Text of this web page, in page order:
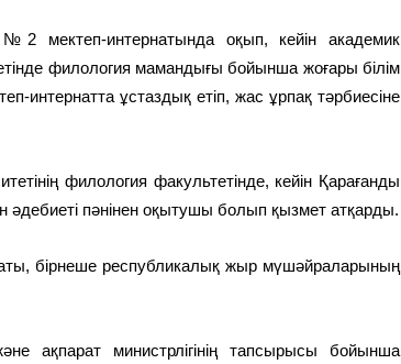
мектеп-интернатында оқып, кейін академик
филология мамандығы бойынша жоғары білім
интернатта ұстаздық етіп, жас ұрпақ тәрбиесіне
филология факультетінде, кейін Қарағанды
әдебиеті пәнінен оқытушы болып қызмет атқарды.
бірнеше республикалық жыр мүшәйраларының
министрлігінің тапсырысы бойынша